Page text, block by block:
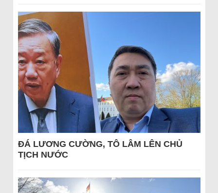
ĐÁ LƯƠNG CƯỜNG, TÔ LÂM LÊN CHỦ
TỊCH NƯỚC